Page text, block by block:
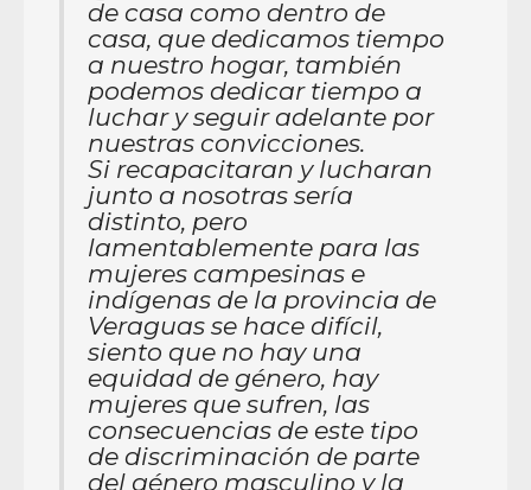
de casa como dentro de
casa, que dedicamos tiempo
a nuestro hogar, también
podemos dedicar tiempo a
luchar y seguir adelante por
nuestras convicciones.
Si recapacitaran y lucharan
junto a nosotras sería
distinto, pero
lamentablemente para las
mujeres campesinas e
indígenas de la provincia de
Veraguas se hace difícil,
siento que no hay una
equidad de género, hay
mujeres que sufren, las
consecuencias de este tipo
de discriminación de parte
del género masculino y la